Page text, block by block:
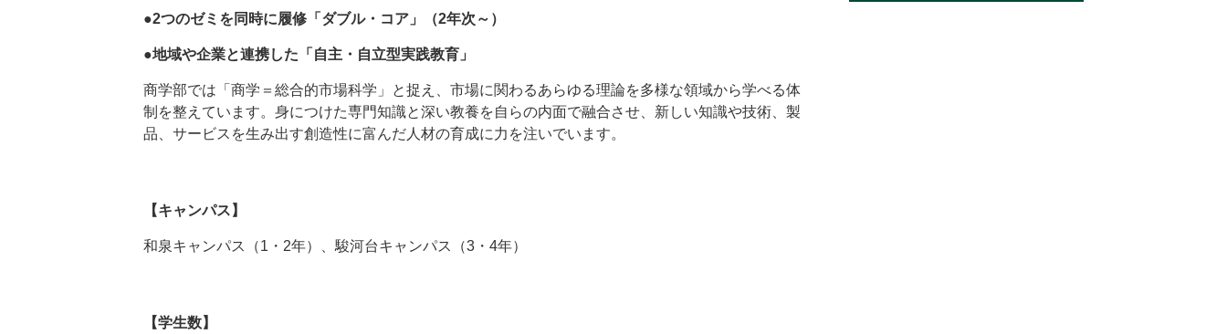
●2つのゼミを同時に履修「ダブル・コア」（2年次～）
●地域や企業と連携した「自主・自立型実践教育」
商学部では「商学＝総合的市場科学」と捉え、市場に関わるあらゆる理論を多様な領域から学べる体
制を整えています。身につけた専門知識と深い教養を自らの内面で融合させ、新しい知識や技術、製
品、サービスを生み出す創造性に富んだ人材の育成に力を注いでいます。
【キャンパス】
和泉キャンパス（1・2年）、駿河台キャンパス（3・4年）
【学生数】